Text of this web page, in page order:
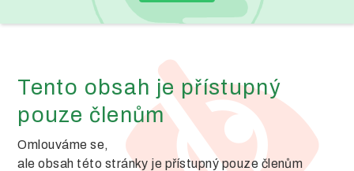
Tento obsah je přístupný
pouze členům
Omlouváme se,
ale obsah této stránky je přístupný pouze členům